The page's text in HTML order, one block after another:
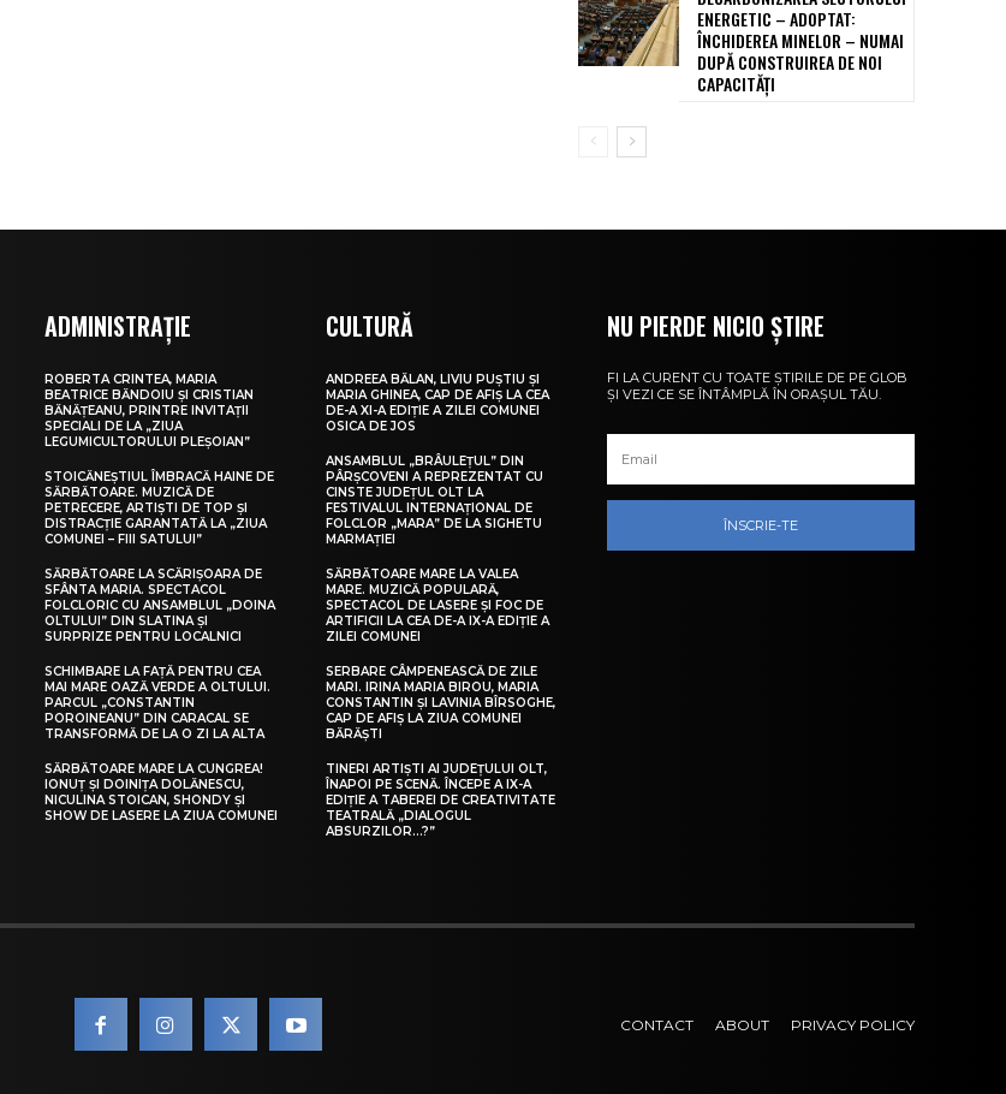
ENERGETIC – ADOPTAT:
ÎNCHIDEREA MINELOR – NUMAI
DUPĂ CONSTRUIREA DE NOI
CAPACITĂȚI
ADMINISTRAȚIE
ROBERTA CRINTEA, MARIA
BEATRICE BĂNDOIU ȘI CRISTIAN
BĂNĂȚEANU, PRINTRE INVITAȚII
SPECIALI DE LA „ZIUA
LEGUMICULTORULUI PLEȘOIAN”
STOICĂNEȘTIUL ÎMBRACĂ HAINE DE
SĂRBĂTOARE. MUZICĂ DE
PETRECERE, ARTIȘTI DE TOP ȘI
DISTRACȚIE GARANTATĂ LA „ZIUA
COMUNEI – FIII SATULUI”
SĂRBĂTOARE LA SCĂRIȘOARA DE
SFÂNTA MARIA. SPECTACOL
FOLCLORIC CU ANSAMBLUL „DOINA
OLTULUI” DIN SLATINA ȘI
SURPRIZE PENTRU LOCALNICI
SCHIMBARE LA FAȚĂ PENTRU CEA
MAI MARE OAZĂ VERDE A OLTULUI.
PARCUL „CONSTANTIN
POROINEANU” DIN CARACAL SE
TRANSFORMĂ DE LA O ZI LA ALTA
SĂRBĂTOARE MARE LA CUNGREA!
IONUȚ ȘI DOINIȚA DOLĂNESCU,
NICULINA STOICAN, SHONDY ȘI
SHOW DE LASERE LA ZIUA COMUNEI
CULTURĂ
ANDREEA BĂLAN, LIVIU PUȘTIU ȘI
MARIA GHINEA, CAP DE AFIȘ LA CEA
DE-A XI-A EDIȚIE A ZILEI COMUNEI
OSICA DE JOS
ANSAMBLUL „BRÂULEȚUL” DIN
PÂRȘCOVENI A REPREZENTAT CU
CINSTE JUDEȚUL OLT LA
FESTIVALUL INTERNAȚIONAL DE
FOLCLOR „MARA” DE LA SIGHETU
MARMAȚIEI
SĂRBĂTOARE MARE LA VALEA
MARE. MUZICĂ POPULARĂ,
SPECTACOL DE LASERE ȘI FOC DE
ARTIFICII LA CEA DE-A IX-A EDIȚIE A
ZILEI COMUNEI
SERBARE CÂMPENEASCĂ DE ZILE
MARI. IRINA MARIA BIROU, MARIA
CONSTANTIN ȘI LAVINIA BÎRSOGHE,
CAP DE AFIȘ LA ZIUA COMUNEI
BĂRĂȘTI
TINERI ARTIȘTI AI JUDEȚULUI OLT,
ÎNAPOI PE SCENĂ. ÎNCEPE A IX-A
EDIȚIE A TABEREI DE CREATIVITATE
TEATRALĂ „DIALOGUL
ABSURZILOR…?”
NU PIERDE NICIO ȘTIRE
FI LA CURENT CU TOATE ȘTIRILE DE PE GLOB
ȘI VEZI CE SE ÎNTÂMPLĂ ÎN ORAȘUL TĂU.
ÎNSCRIE-TE
CONTACT ABOUT PRIVACY POLICY